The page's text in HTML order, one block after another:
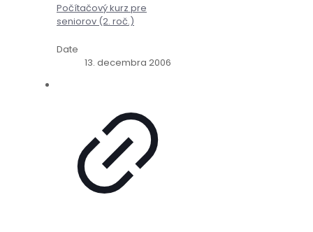
Počítačový kurz pre
seniorov (2. roč.)
Date
13. decembra 2006